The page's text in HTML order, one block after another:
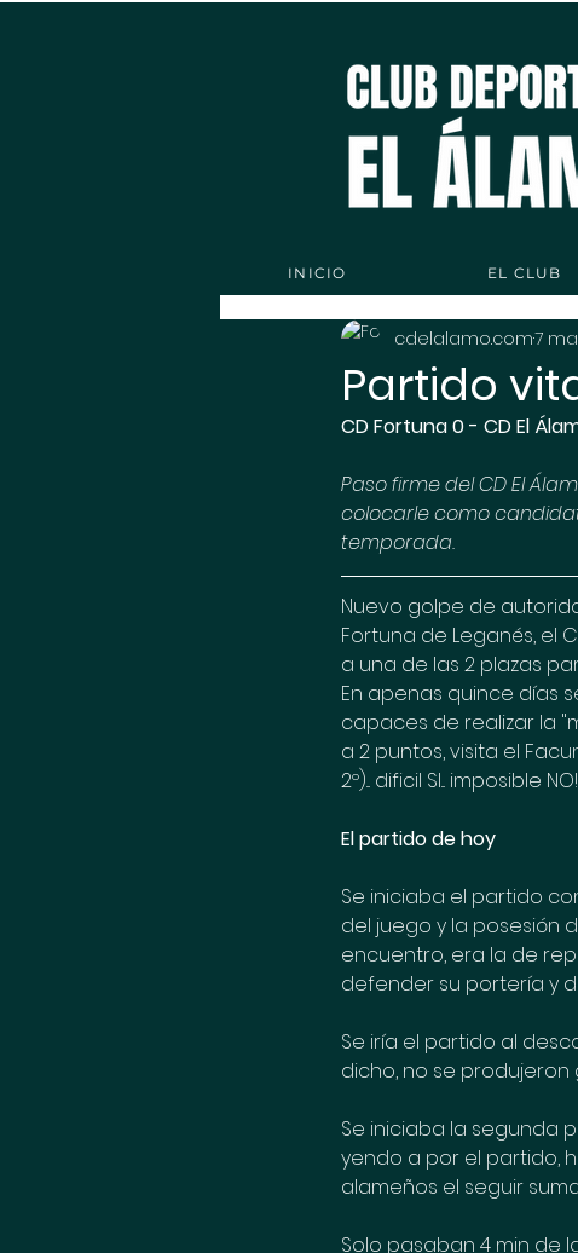
INICIO EL CLUB
Partido
cdelalamo.com7
CD Fortuna 0 - CD El
Paso firme del CD El
colocarle como
temporada.
Nuevo golpe de
Fortuna de Leganés, el
a una de las 2 plazas
En apenas quince días
capaces de realizar la
a 2 puntos, visita el
2º)... dificil SI... imposible
El partido de hoy
Se iniciaba el partido
del juego y la posesión
encuentro, era la de
defender su portería y
Se iría el partido al
dicho, no se
Se iniciaba la segunda
yendo a por el partido,
alameños el seguir
Solo pasaban 4 min de